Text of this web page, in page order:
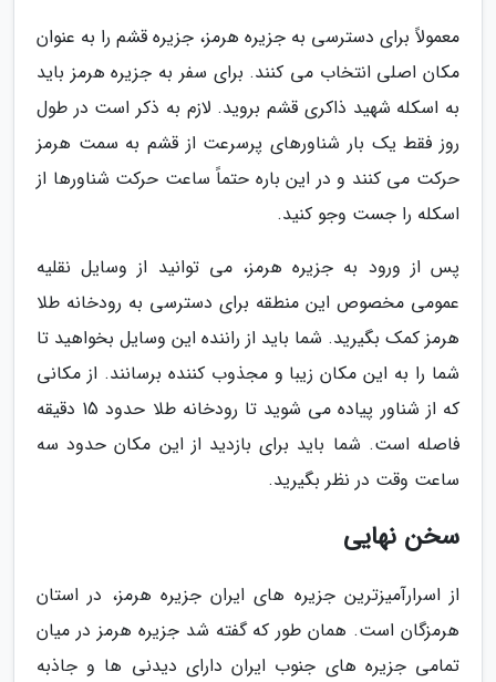
معمولاً برای دسترسی به جزیره هرمز، جزیره قشم را به عنوان
مکان اصلی انتخاب می کنند. برای سفر به جزیره هرمز باید
به اسکله شهید ذاکری قشم بروید. لازم به ذکر است در طول
روز فقط یک بار شناورهای پرسرعت از قشم به سمت هرمز
حرکت می کنند و در این باره حتماً ساعت حرکت شناورها از
اسکله را جست وجو کنید.
پس از ورود به جزیره هرمز، می توانید از وسایل نقلیه
عمومی مخصوص این منطقه برای دسترسی به رودخانه طلا
هرمز کمک بگیرید. شما باید از راننده این وسایل بخواهید تا
شما را به این مکان زیبا و مجذوب کننده برسانند. از مکانی
که از شناور پیاده می شوید تا رودخانه طلا حدود 15 دقیقه
فاصله است. شما باید برای بازدید از این مکان حدود سه
ساعت وقت در نظر بگیرید.
سخن نهایی
از اسرارآمیزترین جزیره های ایران جزیره هرمز، در استان
هرمزگان است. همان طور که گفته شد جزیره هرمز در میان
تمامی جزیره های جنوب ایران دارای دیدنی ها و جاذبه